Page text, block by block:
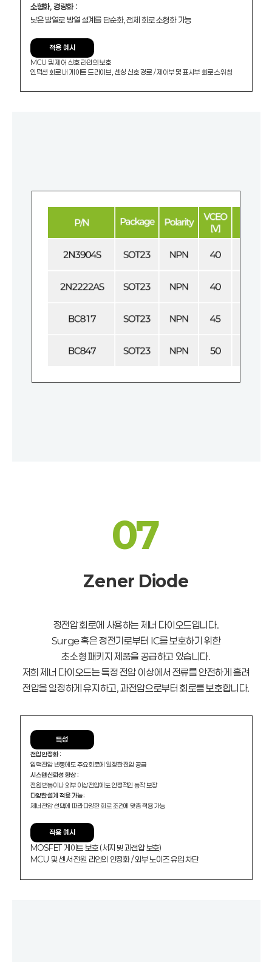
소형화, 경량화 :
낮은 발열로 방열 설계를 단순화, 전체 회로 소형화 가능
적용 예시
MCU 및 제어 신호 라인의 보호
인덕션 회로 내 게이트 드라이브, 센싱 신호 경로 / 제어부 및 표시부 회로 스위칭
07
Zener Diode
정전압 회로에 사용하는 제너 다이오드입니다.
Surge 혹은 정전기로부터 IC를 보호하기 위한
초소형 패키지 제품을 공급하고 있습니다.
저희 제너 다이오드는 특정 전압 이상에서 전류를 안전하게 흘려
전압을 일정하게 유지하고, 과전압으로부터 회로를 보호합니다.
특성
전압 안정화 :
입력 전압 변동에도 주요 회로에 일정한 전압 공급
시스템 신뢰성 향상 :
전원 변동이나 외부 이상 전압에도 안정적인 동작 보장
다양한 설계 적용 가능 :
제너 전압 선택에 따라 다양한 회로 조건에 맞춤 적용 가능
적용 예시
MOSFET 게이트 보호 (서지 및 과전압 보호)
MCU 및 센서 전원 라인의 안정화 / 외부 노이즈 유입 차단